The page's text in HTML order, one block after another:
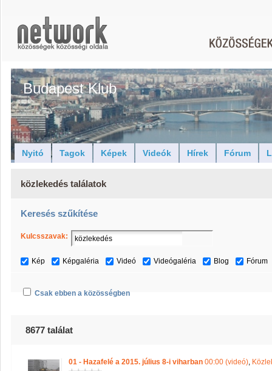
Budapest Klub
Nyitó Tagok Képek Videók Hírek Fórum
közlekedés találatok
Keresés szűkítése
Kulcsszavak:
Kép Képgaléria Videó Videógaléria Blog Fórum
Csak ebben a közösségben
8677 találat
01 - Hazafelé a 2015. július 8-i viharban 00:00 (videó),